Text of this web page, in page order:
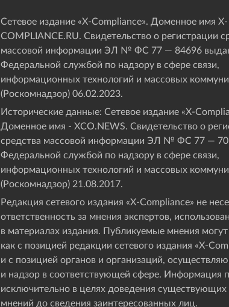
Сетевое издание «Х-Compliance». Доменное имя X-
COMPLIANCE.RU. Свидетельство о регистрации
массовой информации ЭЛ № ФС 77 — 84696
Федеральной службой по надзору в сфере связи,
информационных технологий и массовых
(Роскомнадзор) 06.02.2023.
Исторические данные: Сетевое издание «Х-
Доменное имя - XCO.NEWS. Свидетельство о
средства массовой информации ЭЛ № ФС 77 —
Федеральной службой по надзору в сфере связи,
информационных технологий и массовых
(Роскомнадзор) 21.08.2017.
Редакция сетевого издания «X-Compliance» не
ответственность за мнения экспертов,
в материалах издания. Публикуемые мнения могут
как с позицией редакции сетевого издания «X-
и с позицией органов и организаций,
и надзор в соответствующей сфере. Информация
исключительно в целях доведения существующих
мнений до сведения заинтересованных лиц.